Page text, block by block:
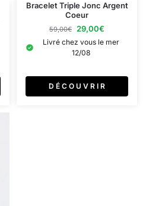
Bracelet Triple Jonc Argent
Coeur
59,00€ 29,00€
Livré chez vous le mer
12/08
D É C O U V R I R